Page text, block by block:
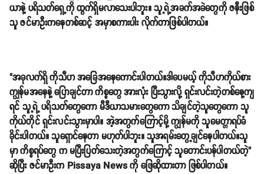
ယာနဲ့ ပရိသတ်ရှေ့ကို ထွက်ရှိမလာသေးပါဘူး။ သူ့ရဲ့အခက်အခဲတွေကို ဇနီးဖြစ်
သူ ဇင်မာဦးကနေတစ်ဆင့် အမှာစကားပါး လိုက်တာဖြစ်ပါတယ်။
"အခုလက်ရှိ ကိုသီဟ အခြေအနေကောင်းပါတယ်။ဒါပေမယ့် ကိုသီဟကိုယ်စား
ကျွန်မအနေနဲ့ ပြောချင်တာ ကိစ္စတွေ အားလုံး ပြီးသွားလို့ ရှင်းလင်းတဲ့တစ်နေ့ကျ
ရင် သူ့ရဲ့ ပရိသတ်တွေကော မီဒီယာသမားတွေကော သိချင်တဲ့သူတွေကော သူ
ကိုယ်တိုင် ရှင်းလင်းသွားမှာပါ။ အဲ့အတွက်ကြောင့်မို့ ကျွန်မကို သူမေတ္တာရပ်ခံ
ခိုင်းပါတယ်။ သူရှောင်နေတာ မဟုတ်ပါဘူး။ သူအရမ်းတွေ့ချင်နေပါတယ်။သူ
မှာ ကိစ္စရပ်တွေ က မပြီးပြတ်သေးတဲ့အတွက်ကြောင့် သူတောင်းပန်ပါတယ်တဲ့"
ဆိုပြီး ဇင်မာဦးက Pissaya News ကို ဖြေဆိုထားတာ ဖြစ်ပါတယ်။